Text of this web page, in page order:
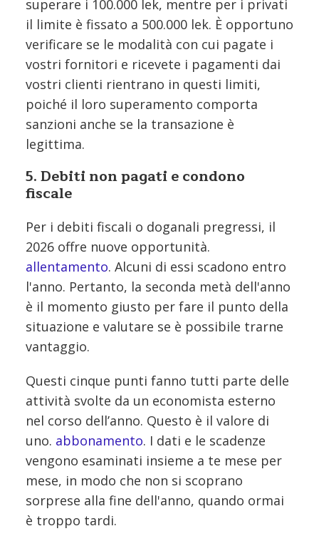
superare i 100.000 lek, mentre per i privati
il limite è fissato a 500.000 lek. È opportuno
verificare se le modalità con cui pagate i
vostri fornitori e ricevete i pagamenti dai
vostri clienti rientrano in questi limiti,
poiché il loro superamento comporta
sanzioni anche se la transazione è
legittima.
5. Debiti non pagati e condono
fiscale
Per i debiti fiscali o doganali pregressi, il
2026 offre nuove opportunità.
allentamento. Alcuni di essi scadono entro
l'anno. Pertanto, la seconda metà dell'anno
è il momento giusto per fare il punto della
situazione e valutare se è possibile trarne
vantaggio.
Questi cinque punti fanno tutti parte delle
attività svolte da un economista esterno
nel corso dell’anno. Questo è il valore di
uno. abbonamento. I dati e le scadenze
vengono esaminati insieme a te mese per
mese, in modo che non si scoprano
sorprese alla fine dell'anno, quando ormai
è troppo tardi.